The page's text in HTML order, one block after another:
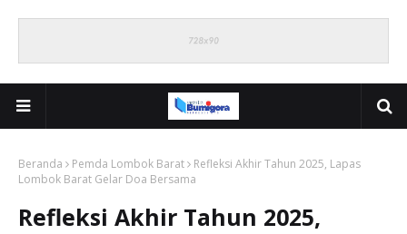
Beranda Pemda Lombok Barat
Refleksi Akhir Tahun 2025, Lapas
Lombok Barat Gelar Doa Bersama
Refleksi Akhir Tahun 2025,